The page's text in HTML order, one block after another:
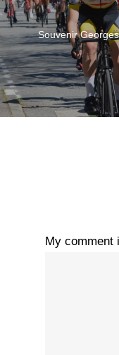
Souvenir
My comment